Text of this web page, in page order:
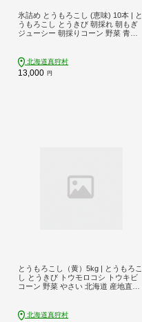
氷詰め とうもろこし (恵味) 10本 | と
うもろこし とうきび 朝採れ 朝もぎ
ジューシー 朝採りコーン 野菜 青果
節の野菜 夏野菜 人気 | ベジタブルワ
ークス株式会社 [BPAD004]
北海道真狩村
13,000 円
とうもろこし（黄）5kg | とうもろこ
し とうきび トウモロコシ トウキビ
コーン 野菜 やさい 北海道 産地直送
ー [BPAM020]
北海道真狩村